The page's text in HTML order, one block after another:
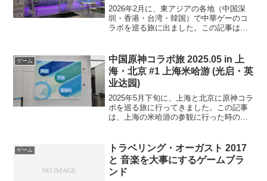
2026年2月に、東アジアの各地（中国深
圳・香港・台湾・韓国）で中華ゲーのコ
ラボを巡る旅に出ました。この記事は、
は、2回目の訪問です。初回訪問は
2025...
ゲーム
中国原神コラボ旅 2025.05 in 上
海・北京 #1 上海米哈游 (光启・英
业达园)
2025年5月下旬に、上海と北京に原神コラ
ボを巡る旅に行ってきました。この記事
は、上海の米哈游の参観に行った時の記
げます。上海米哈游の参観とは？以前に
も取り上げた米哈游...
ゲーム
トラベリング・オーガスト 2017
と 音楽を大事にするゲームブラ
ンド